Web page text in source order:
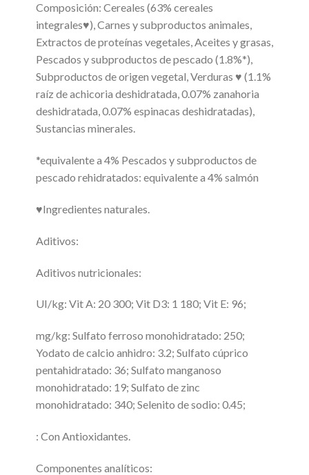
Composición: Cereales (63% cereales
integrales♥), Carnes y subproductos animales,
Extractos de proteínas vegetales, Aceites y grasas,
Pescados y subproductos de pescado (1.8%*),
Subproductos de origen vegetal, Verduras ♥ (1.1%
raíz de achicoria deshidratada, 0.07% zanahoria
deshidratada, 0.07% espinacas deshidratadas),
Sustancias minerales.
*equivalente a 4% Pescados y subproductos de
pescado rehidratados: equivalente a 4% salmón
♥Ingredientes naturales.
Aditivos:
Aditivos nutricionales:
UI/kg: Vit A: 20 300; Vit D3: 1 180; Vit E: 96;
mg/kg: Sulfato ferroso monohidratado: 250;
Yodato de calcio anhidro: 3.2; Sulfato cúprico
pentahidratado: 36; Sulfato manganoso
monohidratado: 19; Sulfato de zinc
monohidratado: 340; Selenito de sodio: 0.45;
: Con Antioxidantes.
Componentes analíticos: